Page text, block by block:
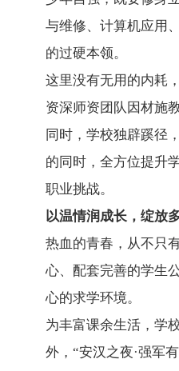
与维修、计算机应用
的过硬本领。
这里没有无用的内耗
资深师资团队因材施
同时，学校独辟蹊径
的同时，全方位提升
职业挑战。
以温情润成长，绽放
热血的青春，从不只
心、配套完善的学生
心的求学环境。
为丰富课余生活，学
外，“安汉之夜·强军